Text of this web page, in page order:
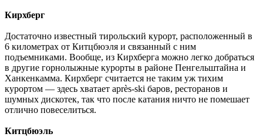
Кирхберг
Достаточно известный тирольский курорт, расположенный в
6 километрах от Китцбюэля и связанный с ним
подъемниками. Вообще, из Кирхберга можно легко добраться
в другие горнолыжные курорты в районе Пенгельштайна и
Ханкенкамма. Кирхберг считается не таким уж тихим
курортом — здесь хватает après-ski баров, ресторанов и
шумных дискотек, так что после катания ничто не помешает
отлично повеселиться.
Китцбюэль